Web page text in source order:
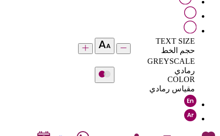
TEXT SIZE
حجم الخط
GREYSCALE
رمادي
COLOR
مقياس رمادي